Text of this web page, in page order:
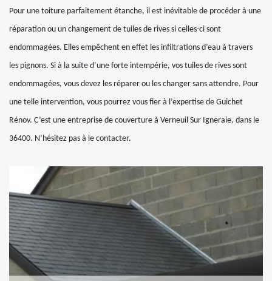
Pour une toiture parfaitement étanche, il est inévitable de procéder à une
réparation ou un changement de tuiles de rives si celles-ci sont
endommagées. Elles empêchent en effet les infiltrations d’eau à travers
les pignons. Si à la suite d’une forte intempérie, vos tuiles de rives sont
endommagées, vous devez les réparer ou les changer sans attendre. Pour
une telle intervention, vous pourrez vous fier à l’expertise de Guichet
Rénov. C’est une entreprise de couverture à Verneuil Sur Igneraie, dans le
36400. N’hésitez pas à le contacter.